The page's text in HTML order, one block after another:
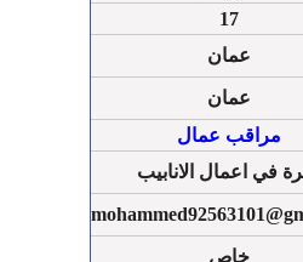
17
عمان
عمان
مراقب عمال
في اعمال الانابيب
خاص